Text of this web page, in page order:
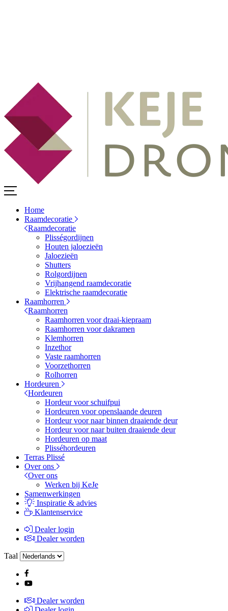
Home
Raamdecoratie
Raamdecoratie
Plisségordijnen
Houten jaloezieën
Jaloezieën
Shutters
Rolgordijnen
Vrijhangend raamdecoratie
Elektrische raamdecoratie
Raamhorren
Raamhorren
Raamhorren voor draai-kiepraam
Raamhorren voor dakramen
Klemhorren
Inzethor
Vaste raamhorren
Voorzethorren
Rolhorren
Hordeuren
Hordeuren
Hordeur voor schuifpui
Hordeuren voor openslaande deuren
Hordeur voor naar binnen draaiende deur
Hordeur voor naar buiten draaiende deur
Hordeuren op maat
Plisséhordeuren
Terras Plissé
Over ons
Over ons
Werken bij KeJe
Samenwerkingen
Inspiratie & advies
Klantenservice
Dealer login
Dealer worden
Taal
Dealer worden